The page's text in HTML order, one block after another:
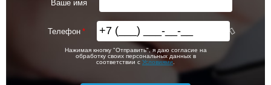
Ваше имя
Телефон
Нажимая кнопку "Отправить", я даю согласие на
обработку своих персональных данных в
соответствии с Условиями